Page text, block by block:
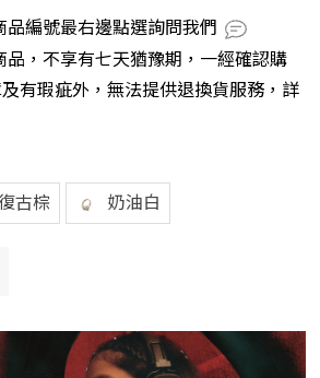
編號最右邊點選詢問我們
，不享有七天猶豫期，一經確認購
有瑕疵外，無法提供退換貨服務，詳
古棕 奶油白